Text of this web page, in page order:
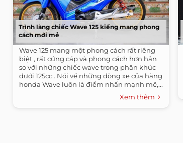
Trình làng chiếc Wave 125 kiểng mang phong
cách mới mẻ
Wave 125 mang một phong cách rất riêng
biệt , rất cứng cáp và phong cách hơn hẳn
so với những chiếc wave trong phân khúc
dưới 125cc . Nói về những dòng xe của hãng
honda Wave luôn là điểm nhấn mạnh mẽ,...
Xem thêm